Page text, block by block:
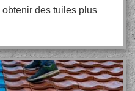
des tuiles plus